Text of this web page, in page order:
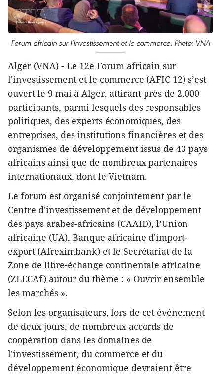
Forum africain sur l’investissement et le commerce. Photo: VNA
Alger (VNA) - Le 12e Forum africain sur
l'investissement et le commerce (AFIC 12) s’est
ouvert le 9 mai à Alger, attirant près de 2.000
participants, parmi lesquels des responsables
politiques, des experts économiques, des
entreprises, des institutions financières et des
organismes de développement issus de 43 pays
africains ainsi que de nombreux partenaires
internationaux, dont le Vietnam.
Le forum est organisé conjointement par le
Centre d'investissement et de développement
des pays arabes-africains (CAAID), l’Union
africaine (UA), Banque africaine d'import-
export (Afreximbank) et le Secrétariat de la
Zone de libre-échange continentale africaine
(ZLECAf) autour du thème : « Ouvrir ensemble
les marchés ».
Selon les organisateurs, lors de cet événement
de deux jours, de nombreux accords de
coopération dans les domaines de
l'investissement, du commerce et du
développement économique devraient être